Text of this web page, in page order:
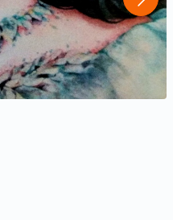
Вхід | Реєстрація